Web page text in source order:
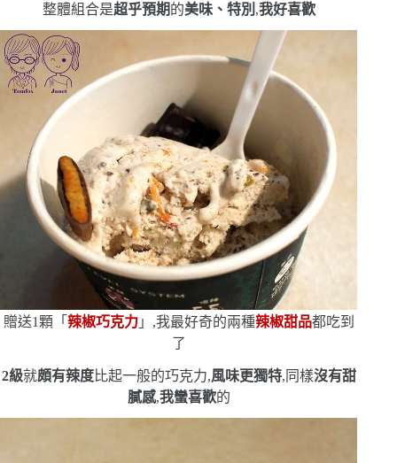
整體組合是超乎預期的美味、特別 ,我好喜歡
贈送1顆「 辣椒巧克力」,我最好奇的兩種辣椒甜品都吃到
了
2級就頗有辣度比起一般的巧克力,風味更獨特,同樣沒有甜
膩感,我蠻喜歡的